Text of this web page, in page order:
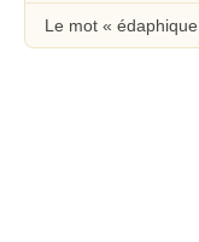
Le mot «